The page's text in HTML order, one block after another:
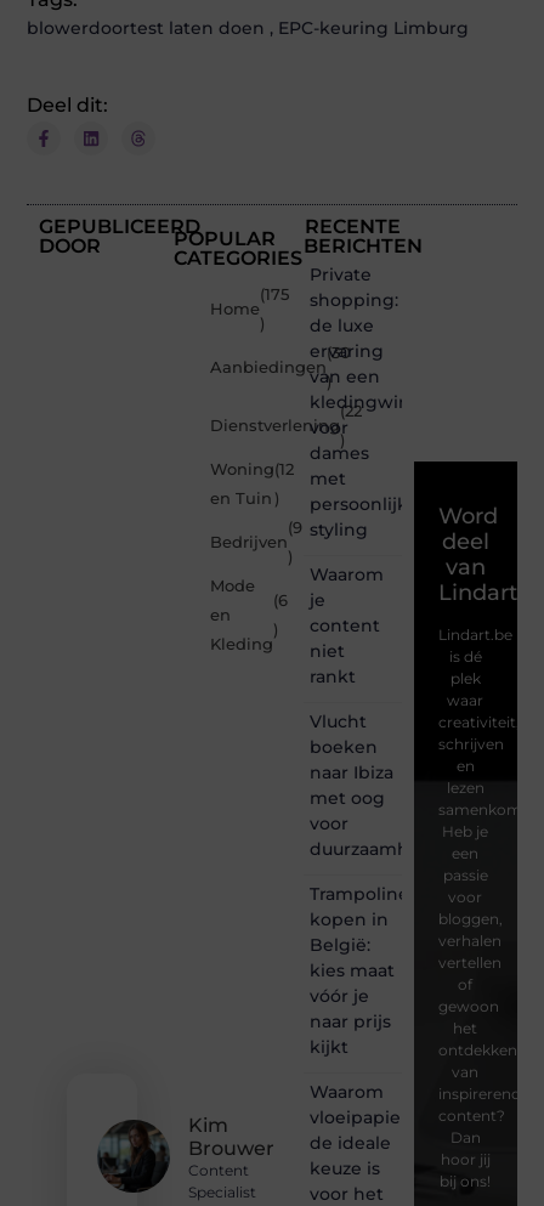
blowerdoortest laten doen , EPC-keuring Limburg
Deel dit:
GEPUBLICEERD
DOOR
Kim
Brouwer
Content
Specialist
POPULAR
CATEGORIES
Home
(175
)
Aanbiedingen
(30
)
Dienstverlening
(22
)
Woning
en Tuin
(12
)
Bedrijven
(9
)
Mode
en
Kleding
(6
)
RECENTE
BERICHTEN
Private
shopping:
de luxe
ervaring
van een
kledingwinkel
voor
dames
met
persoonlijke
styling
Waarom
je
content
niet
rankt
Vlucht
boeken
naar Ibiza
met oog
voor
duurzaamheid
Trampoline
kopen in
België:
kies maat
vóór je
naar prijs
kijkt
Waarom
vloeipapier
de ideale
keuze is
voor het
Word
deel
van
Lindart.be
is dé
plek
waar
creativiteit,
schrijven
en
lezen
samenkomen.
Heb je
een
passie
voor
bloggen,
verhalen
vertellen
of
gewoon
het
ontdekken
van
inspirerende
content?
Dan
hoor jij
bij ons!